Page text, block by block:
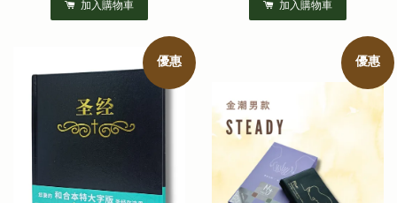
加入購物車 加入購物車
優惠 優惠